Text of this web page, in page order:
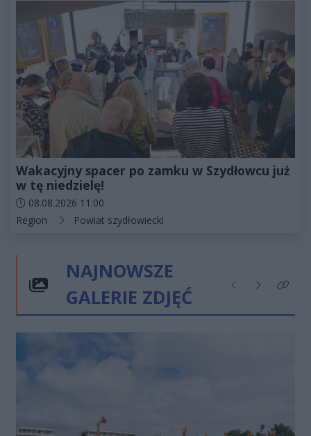
Wakacyjny spacer po zamku w Szydłowcu już
w tę niedzielę!
Data dodania artykułu:
08.08.2026 11:00
Kategorie artykułu:
Region Powiat szydłowiecki
NAJNOWSZE
GALERIE ZDJĘĆ
Poprzednie
NastępneKliknij